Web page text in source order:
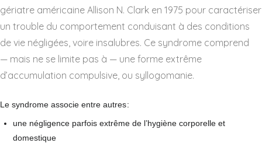
gériatre américaine Allison N. Clark en 1975 pour caractériser
un trouble du comportement conduisant à des conditions
de vie négligées, voire insalubres. Ce syndrome comprend
— mais ne se limite pas à — une forme extrême
d’accumulation compulsive, ou syllogomanie.
Le syndrome associe entre autres:
une négligence parfois extrême de l’hygiène corporelle et
domestique